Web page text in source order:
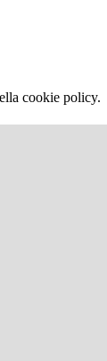
cookie policy.